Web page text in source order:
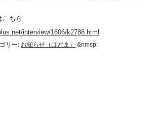
こちら
interview/1606/k2786.html
リー: お知らせ（ぱどま） &nmsp;